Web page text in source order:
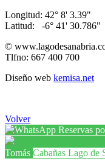
Longitud: 42° 8' 3.39"
Latitud: -6° 41' 30.786"
©
Tlfno: 667 400 700
Diseño web kemisa.net
Volver
Reservas
Tomás Cabañas Lago de